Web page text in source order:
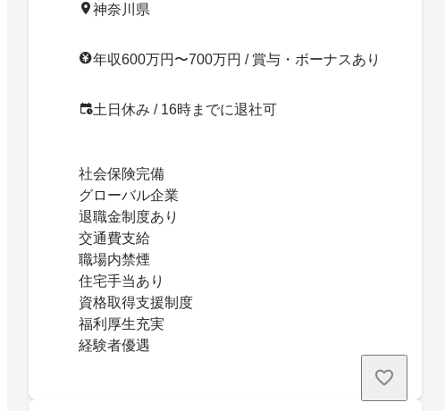
神奈川県
年収600万円〜700万円 / 賞与・ボーナスあり
土日休み / 16時までに退社可
社会保険完備
グローバル企業
退職金制度あり
交通費支給
職場内禁煙
住宅手当あり
資格取得支援制度
福利厚生充実
経験者優遇